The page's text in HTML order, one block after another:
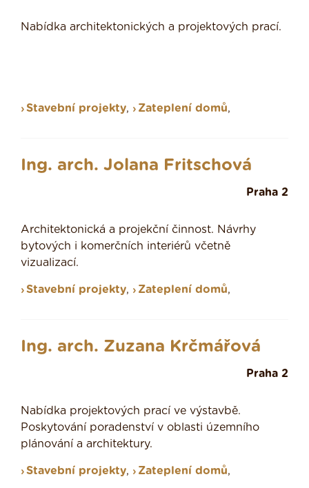
Nabídka architektonických a projektových prací.
Stavební projekty, Zateplení domů,
Ing. arch. Jolana Fritschová
Praha 2
Architektonická a projekční činnost. Návrhy
bytových i komerčních interiérů včetně
vizualizací.
Stavební projekty, Zateplení domů,
Ing. arch. Zuzana Krčmářová
Praha 2
Nabídka projektových prací ve výstavbě.
Poskytování poradenství v oblasti územního
plánování a architektury.
Stavební projekty, Zateplení domů,